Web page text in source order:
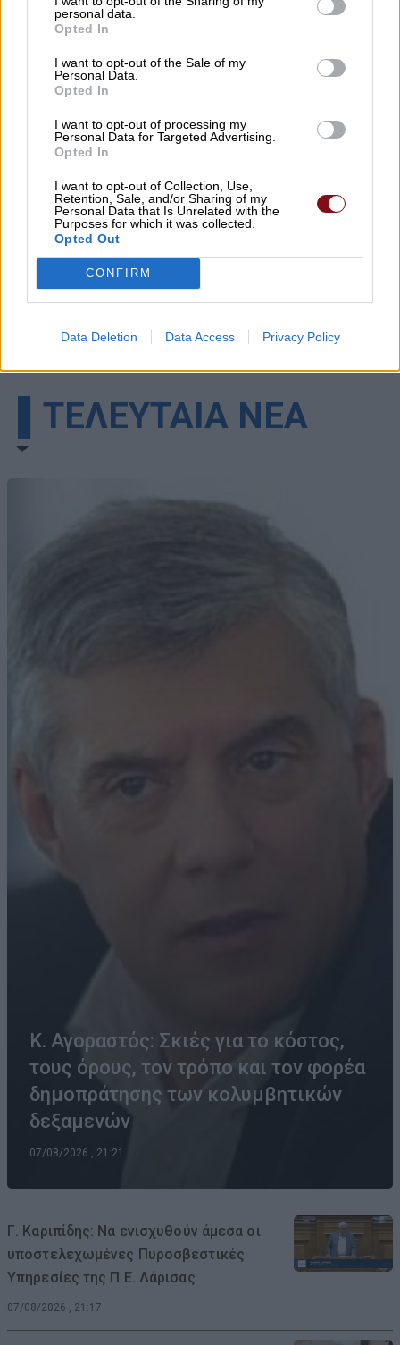
personal data.
Opted In
I want to opt-out of the Sale of my
Personal Data.
Opted In
I want to opt-out of processing my
Personal Data for Targeted Advertising.
Opted In
I want to opt-out of Collection, Use,
Retention, Sale, and/or Sharing of my
Personal Data that Is Unrelated with the
Purposes for which it was collected.
Opted Out
CONFIRM
Data Deletion Data Access Privacy Policy
▌ΤΕΛΕΥΤΑΙΑ ΝΕΑ
Κ. Αγοραστός: Σκιές για το κόστος,
τους όρους, τον τρόπο και τον φορέα
δημοπράτησης των κολυμβητικών
δεξαμενών
07/08/2026 , 21:21
Γ. Καριπίδης: Να ενισχυθούν άμεσα οι
υποστελεχωμένες Πυροσβεστικές
Υπηρεσίες της Π.Ε. Λάρισας
07/08/2026 , 21:17